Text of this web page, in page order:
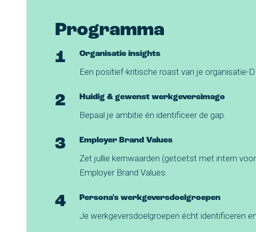
Programma
Organisatie insights
Een positief-kritische roast van je organisatie-
Huidig & gewenst werkgeversimago
Bepaal je ambitie én identificeer de gap.
Employer Brand Values
Zet jullie kernwaarden (getoetst met intern
Employer Brand Values.
Persona's werkgeversdoelgroepen
Je werkgeversdoelgroepen écht identificeren